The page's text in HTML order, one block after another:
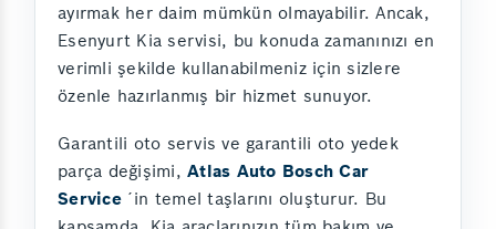
ayırmak her daim mümkün olmayabilir. Ancak,
Esenyurt Kia servisi, bu konuda zamanınızı en
verimli şekilde kullanabilmeniz için sizlere
özenle hazırlanmış bir hizmet sunuyor.
Garantili oto servis ve garantili oto yedek
parça değişimi, Atlas Auto Bosch Car
Service ´in temel taşlarını oluşturur. Bu